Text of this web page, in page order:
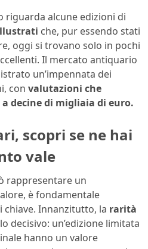
riguarda alcune edizioni di
che, pur essendo stati
oggi si trovano solo in pochi
Il mercato antiquario
un’impennata dei
con valutazioni che
decine di migliaia di euro.
scopri se ne hai
vale
rappresentare un
è fondamentale
Innanzitutto, la rarità
decisivo: un’edizione limitata
hanno un valore